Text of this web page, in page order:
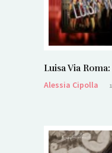
Luisa Via Roma:
Alessia Cipolla